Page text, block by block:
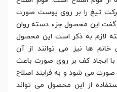
تیغ را بر روی پوست صورت
گفت این محصول جزء دسته روان
لازم به ذکر است این محصول
ها نیز می توانند از آن
با ایجاد کف بر روی صورت باعث
می شود و به فرایند اصلاح
از این محصول می تواند